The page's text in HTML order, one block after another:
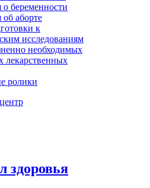
беременности
аборте
к
исследованиям
необходимых
лекарственных
ролики
здоровья